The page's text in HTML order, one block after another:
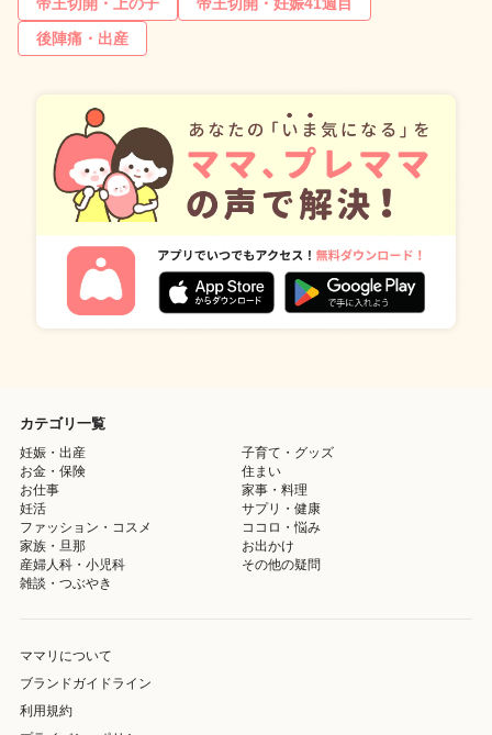
後陣痛・出産
カテゴリ一覧
妊娠・出産
子育て・グッズ
お金・保険
住まい
お仕事
家事・料理
妊活
サプリ・健康
ファッション・コスメ
ココロ・悩み
家族・旦那
お出かけ
産婦人科・小児科
その他の疑問
雑談・つぶやき
ママリについて
ブランドガイドライン
利用規約